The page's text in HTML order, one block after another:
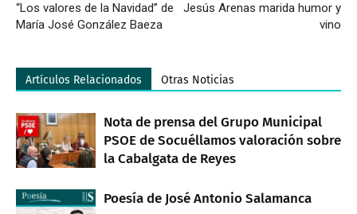
“Los valores de la Navidad” de
María José González Baeza
Jesús Arenas marida humor y
vino
Artículos Relacionados Otras Noticias
Nota de prensa del Grupo Municipal
PSOE de Socuéllamos valoración sobre
la Cabalgata de Reyes
Poesía de José Antonio Salamanca